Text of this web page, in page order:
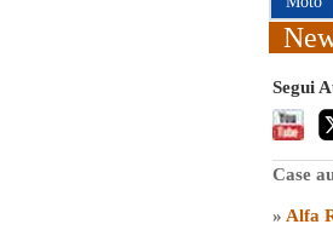
Segui
Case
» Alfa